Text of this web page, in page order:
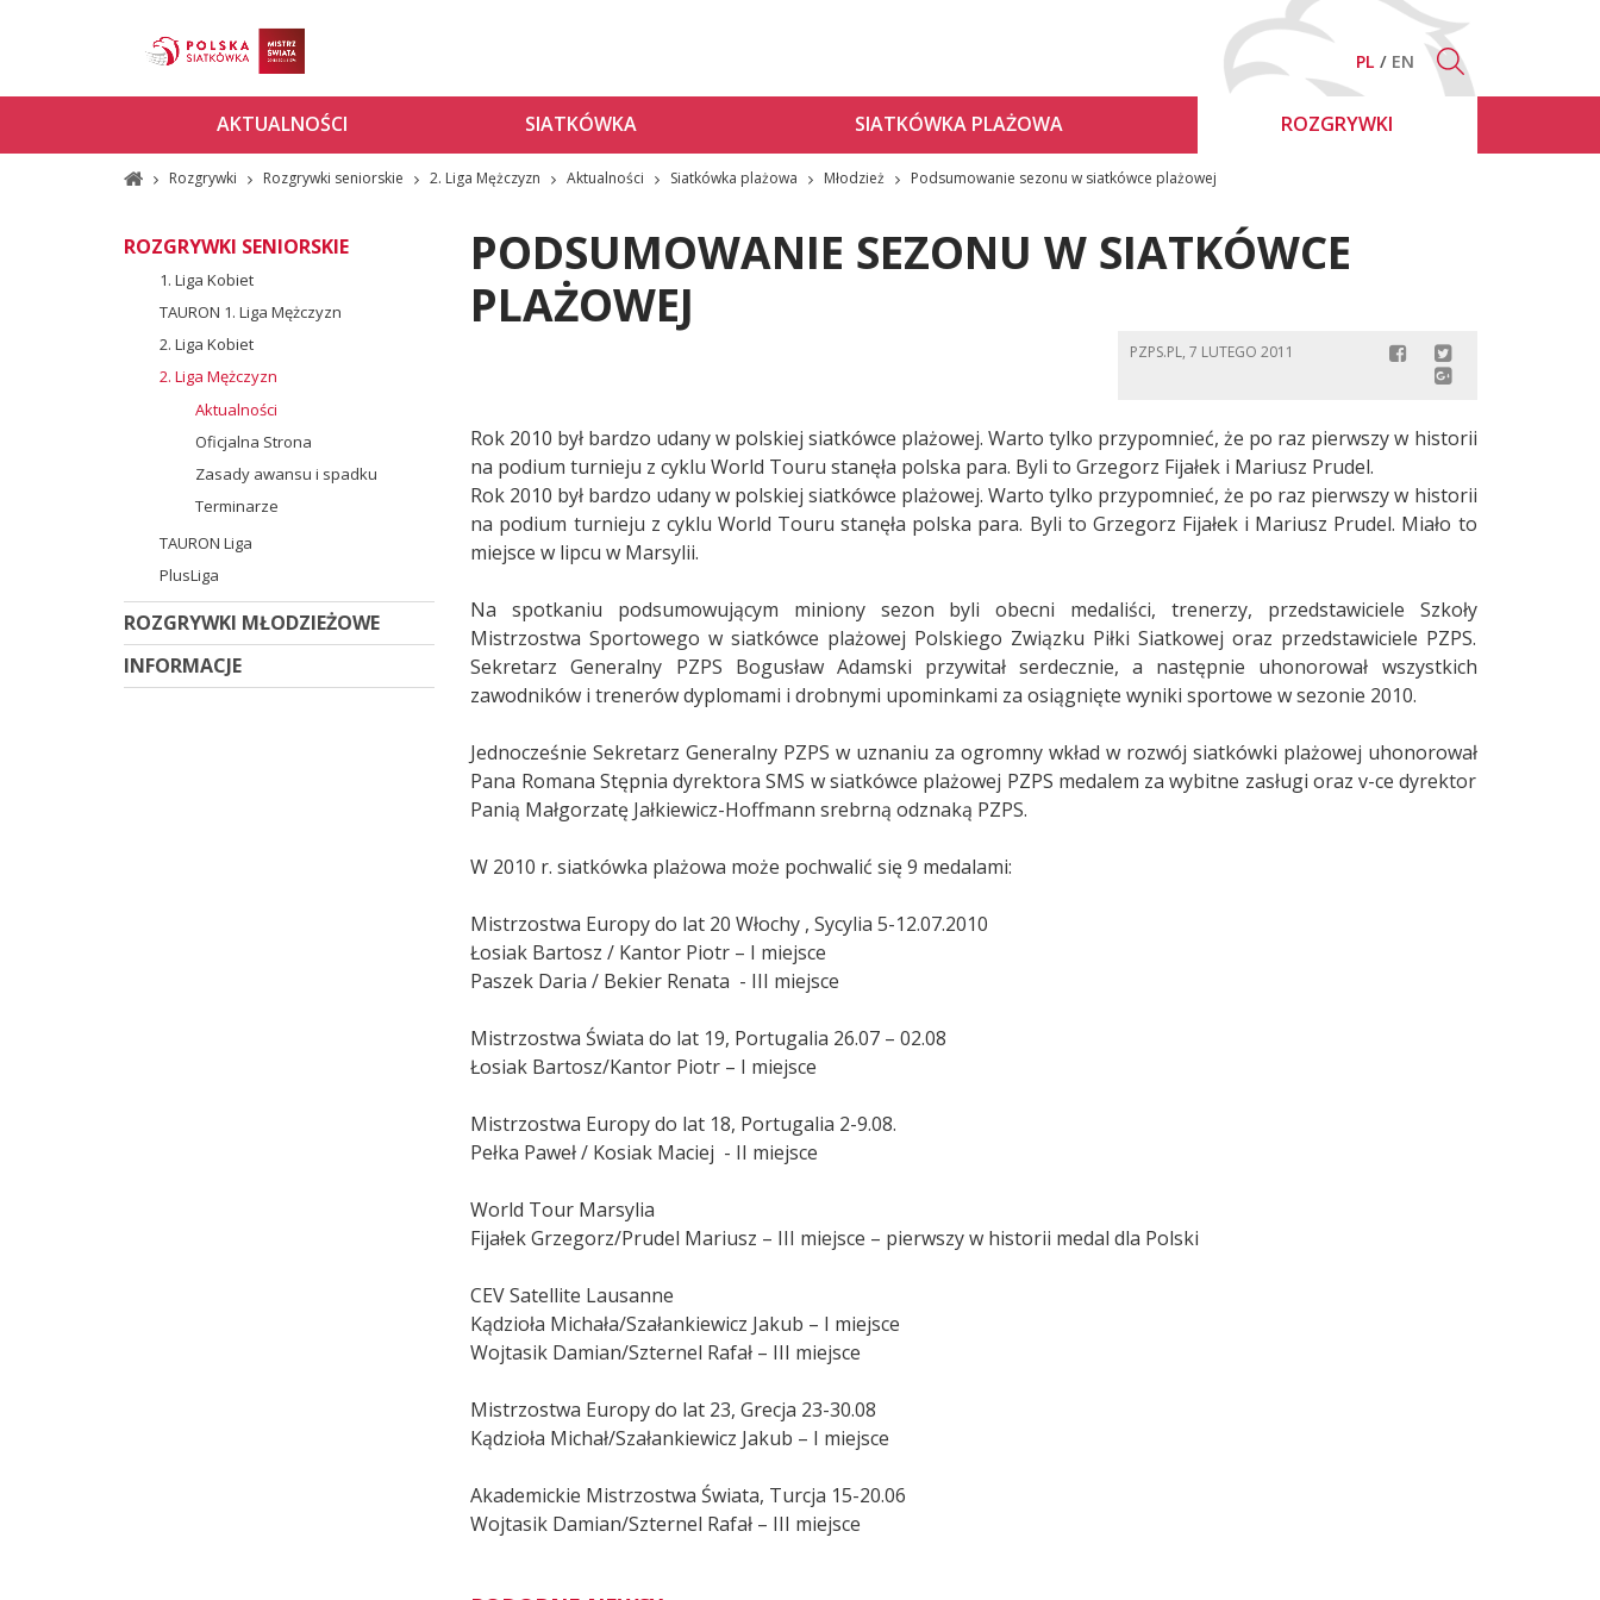
PL EN
AKTUALNOŚCI SIATKÓWKA SIATKÓWKA PLAŻOWA ROZGRYWKI
Rozgrywki Rozgrywki seniorskie 2. Liga Mężczyzn Aktualności Siatkówka plażowa Młodzież Podsumowanie sezonu w siatkówce plażowej
ROZGRYWKI SENIORSKIE
1. Liga Kobiet
TAURON 1. Liga Mężczyzn
2. Liga Kobiet
2. Liga Mężczyzn
Aktualności
Oficjalna Strona
Zasady awansu i spadku
Terminarze
TAURON Liga
PlusLiga
ROZGRYWKI MŁODZIEŻOWE
INFORMACJE
PODSUMOWANIE SEZONU W SIATKÓWCE
PLAŻOWEJ
PZPS.PL, 7 LUTEGO 2011
Rok 2010 był bardzo udany w polskiej siatkówce plażowej. Warto tylko przypomnieć, że po raz pierwszy w historii
na podium turnieju z cyklu World Touru stanęła polska para. Byli to Grzegorz Fijałek i Mariusz Prudel.
Rok 2010 był bardzo udany w polskiej siatkówce plażowej. Warto tylko przypomnieć, że po raz pierwszy w historii
na podium turnieju z cyklu World Touru stanęła polska para. Byli to Grzegorz Fijałek i Mariusz Prudel. Miało to
miejsce w lipcu w Marsylii.
Na spotkaniu podsumowującym miniony sezon byli obecni medaliści, trenerzy, przedstawiciele Szkoły
Mistrzostwa Sportowego w siatkówce plażowej Polskiego Związku Piłki Siatkowej oraz przedstawiciele PZPS.
Sekretarz Generalny PZPS Bogusław Adamski przywitał serdecznie, a następnie uhonorował wszystkich
zawodników i trenerów dyplomami i drobnymi upominkami za osiągnięte wyniki sportowe w sezonie 2010.
Jednocześnie Sekretarz Generalny PZPS w uznaniu za ogromny wkład w rozwój siatkówki plażowej uhonorował
Pana Romana Stępnia dyrektora SMS w siatkówce plażowej PZPS medalem za wybitne zasługi oraz v-ce dyrektor
Panią Małgorzatę Jałkiewicz-Hoffmann srebrną odznaką PZPS.
W 2010 r. siatkówka plażowa może pochwalić się 9 medalami:
Mistrzostwa Europy do lat 20 Włochy , Sycylia 5-12.07.2010
Łosiak Bartosz / Kantor Piotr – I miejsce
Paszek Daria / Bekier Renata - III miejsce
Mistrzostwa Świata do lat 19, Portugalia 26.07 – 02.08
Łosiak Bartosz/Kantor Piotr – I miejsce
Mistrzostwa Europy do lat 18, Portugalia 2-9.08.
Pełka Paweł / Kosiak Maciej - II miejsce
World Tour Marsylia
Fijałek Grzegorz/Prudel Mariusz – III miejsce – pierwszy w historii medal dla Polski
CEV Satellite Lausanne
Kądzioła Michała/Szałankiewicz Jakub – I miejsce
Wojtasik Damian/Szternel Rafał – III miejsce
Mistrzostwa Europy do lat 23, Grecja 23-30.08
Kądzioła Michał/Szałankiewicz Jakub – I miejsce
Akademickie Mistrzostwa Świata, Turcja 15-20.06
Wojtasik Damian/Szternel Rafał – III miejsce